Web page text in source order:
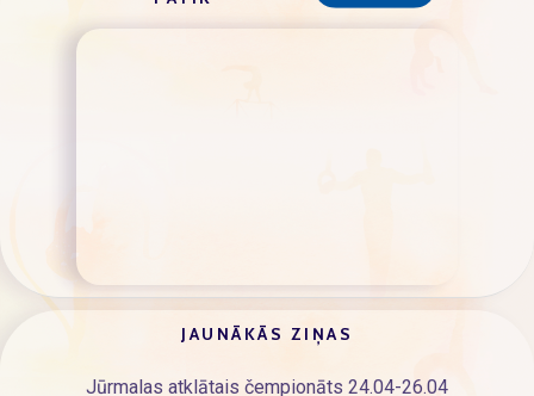
JAUNĀKĀS ZIŅAS
Jūrmalas atklātais čempionāts 24.04-26.04